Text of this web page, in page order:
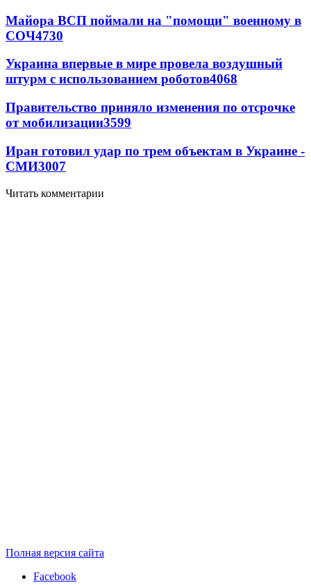
Майора ВСП поймали на "помощи" военному в
СОЧ4730
Украина впервые в мире провела воздушный
штурм с использованием роботов4068
Правительство приняло изменения по отсрочке
от мобилизации3599
Иран готовил удар по трем объектам в Украине -
СМИ3007
Читать комментарии
Полная версия сайта
Facebook